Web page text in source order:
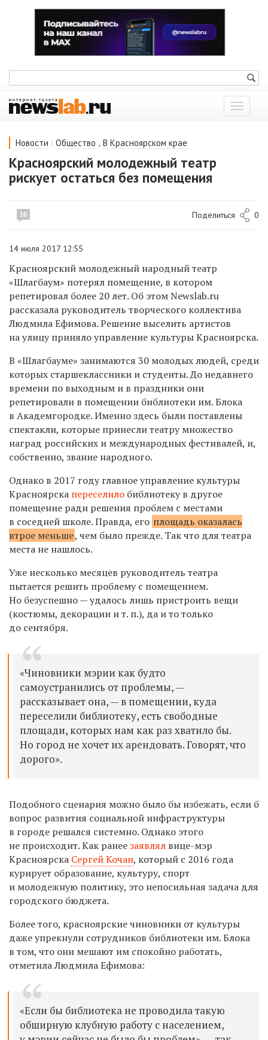
Показать
меню
Новости / Общество , В Красноярском крае
Красноярский молодежный театр
рискует остаться без помещения
16 Поделиться 0
14 июля 2017 12:55
Красноярский молодежный народный театр
«Шлагбаум» потерял помещение, в котором
репетировал более 20 лет. Об этом Newslab.ru
рассказала руководитель творческого коллектива
Людмила Ефимова. Решение выселить артистов
на улицу приняло управление культуры Красноярска.
В «Шлагбауме» занимаются 30 молодых людей, среди
которых старшеклассники и студенты. До недавнего
времени по выходным и в праздники они
репетировали в помещении библиотеки им. Блока
в Академгородке. Именно здесь были поставлены
спектакли, которые принесли театру множество
наград российских и международных фестивалей, и,
собственно, звание народного.
Однако в 2017 году главное управление культуры
Красноярска переселило библиотеку в другое
помещение ради решения проблем с местами
в соседней школе. Правда, его площадь оказалась
втрое меньше, чем было прежде. Так что для театра
места не нашлось.
Уже несколько месяцев руководитель театра
пытается решить проблему с помещением.
Но безуспешно — удалось лишь пристроить вещи
(костюмы, декорации и т. п.), да и то только
до сентября.
«Чиновники мэрии как будто
самоустранились от проблемы, —
рассказывает она, — в помещении, куда
переселили библиотеку, есть свободные
площади, которых нам как раз хватило бы.
Но город не хочет их арендовать. Говорят, что
дорого».
Подобного сценария можно было бы избежать, если б
вопрос развития социальной инфраструктуры
в городе решался системно. Однако этого
не происходит.Как ранеезаявлял вице-мэр
Красноярска Сергей Кочан, который с 2016 года
курирует образование, культуру, спорт
и молодежную политику, это непосильная задача для
городского бюджета.
Более того, красноярские чиновники от культуры
даже упрекнули сотрудников библиотеки им. Блока
в том, что они мешают им спокойно работать,
отметила Людмила Ефимова:
«Если бы библиотека не проводила такую
обширную клубную работу с населением,